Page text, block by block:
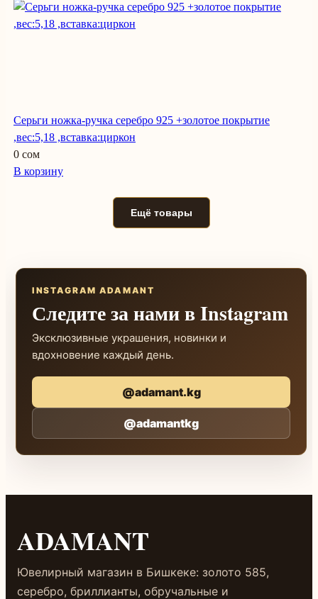
Серьги ножка-ручка серебро 925 +золотое покрытие
,вес:5,18 ,вставка:циркон
0 сом
В корзину
Ещё товары
INSTAGRAM ADAMANT
Следите за нами в Instagram
Эксклюзивные украшения, новинки и
вдохновение каждый день.
@adamant.kg
@adamantkg
ADAMANT
Ювелирный магазин в Бишкеке: золото 585,
серебро, бриллианты, обручальные и